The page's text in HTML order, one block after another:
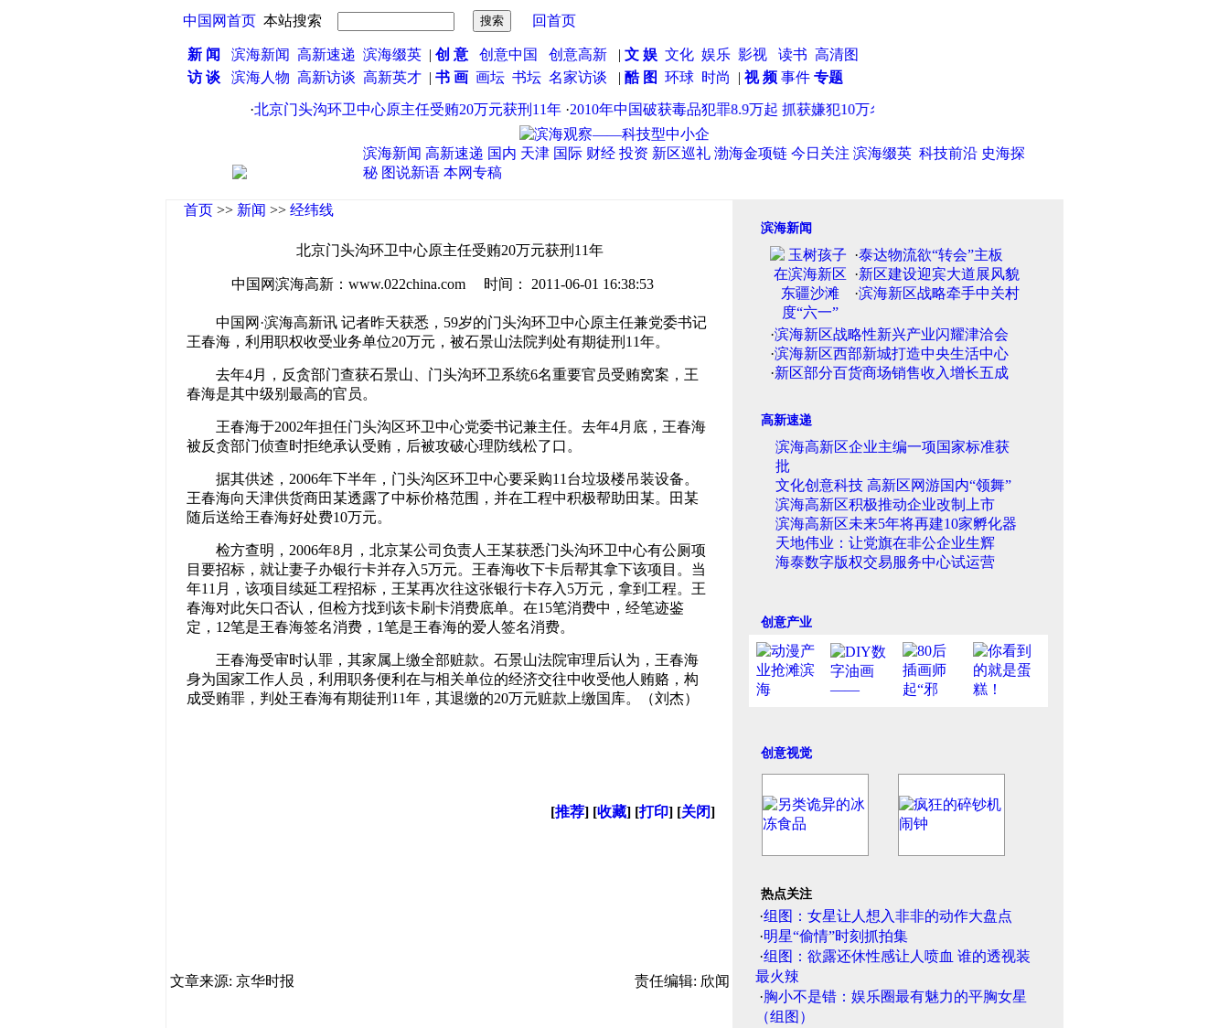
中国网首页 本站搜索 回首页
新 闻 滨海新闻 高新速递 滨海缀英| 创 意 创意中国 创意高新 | 文 娱 文化 娱乐 影视 读书 高清图
访 谈
滨海人物 高新访谈 高新英才 | 书 画 画坛 书坛 名家访谈 | 酷 图 环球 时尚 | 视 频事件 专题
北京门头沟环卫中心原主任受贿20万元获刑11年·2010年中国破获毒品犯罪8.9万起 抓获嫌犯10万名·
滨海新闻 高新速递 国内 天津 国际 财经 投资 新区巡礼 渤海金项链 今日关注 滨海缀英 科技前沿 史海探
秘 图说新语 本网专稿
首页 >> 新闻 >> 经纬线
北京门头沟环卫中心原主任受贿20万元获刑11年
中国网滨海高新：www.022china.com 时间： 2011-06-01 16:38:53
中国网·滨海高新讯 记者昨天获悉，59岁的门头沟环卫中心原主任兼党委书记
王春海，利用职权收受业务单位20万元，被石景山法院判处有期徒刑11年。
去年4月，反贪部门查获石景山、门头沟环卫系统6名重要官员受贿窝案，王
春海是其中级别最高的官员。
王春海于2002年担任门头沟区环卫中心党委书记兼主任。去年4月底，王春海
被反贪部门侦查时拒绝承认受贿，后被攻破心理防线松了口。
据其供述，2006年下半年，门头沟区环卫中心要采购11台垃圾楼吊装设备。
王春海向天津供货商田某透露了中标价格范围，并在工程中积极帮助田某。田某
随后送给王春海好处费10万元。
检方查明，2006年8月，北京某公司负责人王某获悉门头沟环卫中心有公厕项
目要招标，就让妻子办银行卡并存入5万元。王春海收下卡后帮其拿下该项目。当
年11月，该项目续延工程招标，王某再次往这张银行卡存入5万元，拿到工程。王
春海对此矢口否认，但检方找到该卡刷卡消费底单。在15笔消费中，经笔迹鉴
定，12笔是王春海签名消费，1笔是王春海的爱人签名消费。
王春海受审时认罪，其家属上缴全部赃款。石景山法院审理后认为，王春海
身为国家工作人员，利用职务便利在与相关单位的经济交往中收受他人贿赂，构
成受贿罪，判处王春海有期徒刑11年，其退缴的20万元赃款上缴国库。（刘杰）
[推荐] [收藏] [打印] [关闭]
文章来源: 京华时报 责任编辑: 欣闻
滨海新闻
·泰达物流欲“转会”主板
·新区建设迎宾大道展风貌
·滨海新区战略牵手中关村
·滨海新区战略性新兴产业闪耀津洽会
·滨海新区西部新城打造中央生活中心
·新区部分百货商场销售收入增长五成
高新速递
滨海高新区企业主编一项国家标准获
批
文化创意科技 高新区网游国内“领舞”
滨海高新区积极推动企业改制上市
滨海高新区未来5年将再建10家孵化器
天地伟业：让党旗在非公企业生辉
海泰数字版权交易服务中心试运营
创意产业
创意视觉
热点关注
·组图：女星让人想入非非的动作大盘点
·明星“偷情”时刻抓拍集
·组图：欲露还休性感让人喷血 谁的透视装
最火辣
·胸小不是错：娱乐圈最有魅力的平胸女星
（组图）